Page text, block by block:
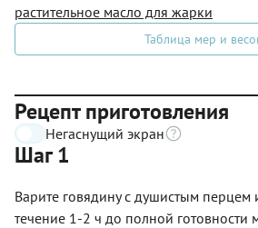
растительное масло для жарки
Таблица мер и
Рецепт приготовления
Негаснущий экран
Шаг 1
Варите говядину с душистым
течение 1-2 ч до полной готовности